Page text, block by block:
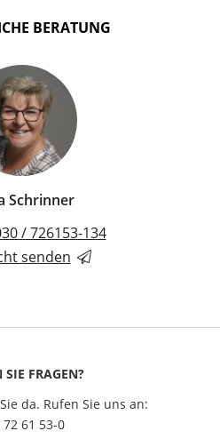
BERATUNG
Schrinner
/ 726153-134
senden
SIE FRAGEN?
da. Rufen Sie uns an:
72 61 53-0